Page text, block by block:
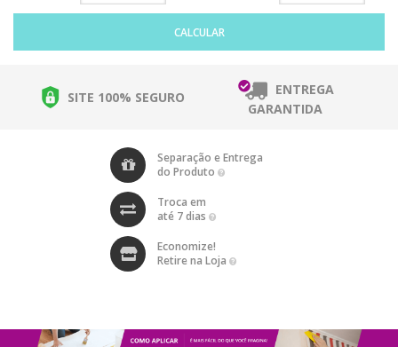
CALCULAR
SITE 100% SEGURO
ENTREGA
GARANTIDA
Separação e Entrega
do Produto
Troca em
até 7 dias
Economize!
Retire na Loja